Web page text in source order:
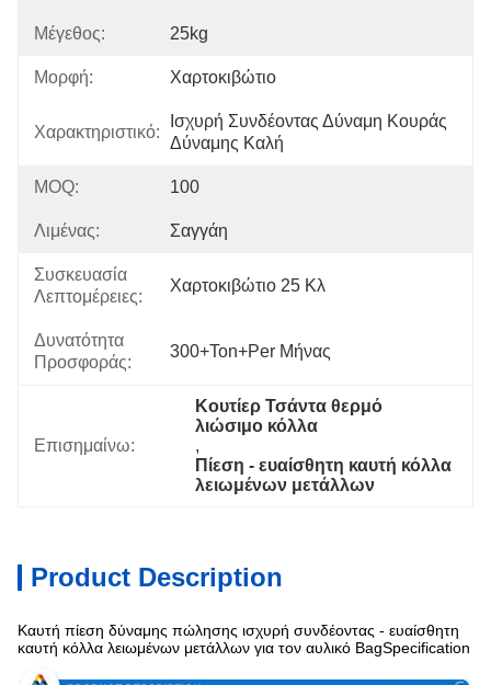
Μέγεθος: 25kg
Μορφή: Χαρτοκιβώτιο
Χαρακτηριστικό:
Ισχυρή Συνδέοντας Δύναμη Κουράς
Δύναμης Καλή
MOQ: 100
Λιμένας: Σαγγάη
Συσκευασία
Λεπτομέρειες:
Χαρτοκιβώτιο 25 Κλ
Δυνατότητα
Προσφοράς:
300+Ton+per Μήνας
Επισημαίνω:
Κουτίερ Τσάντα θερμό
λιώσιμο κόλλα
,
Πίεση - ευαίσθητη καυτή κόλλα
λειωμένων μετάλλων
Product Description
Καυτή πίεση δύναμης πώλησης ισχυρή συνδέοντας - ευαίσθητη
καυτή κόλλα λειωμένων μετάλλων για τον αυλικό BagSpecification